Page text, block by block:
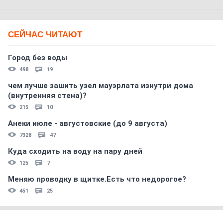
СЕЙЧАС ЧИТАЮТ
Город без воды
498 19
чем лучше зашить узел мауэрлата изнутри дома
(внутренняя стена)?
215 10
Анеки июле - августовские (до 9 августа)
7328 47
Куда сходить на воду на пару дней
125 7
Меняю проводку в щитке.Есть что недорогое?
451 25